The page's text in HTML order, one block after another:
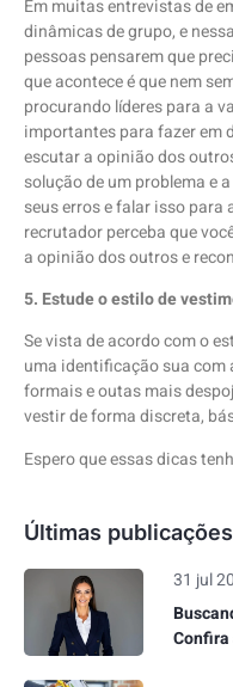
Em muitas entrevistas de
dinâmicas de grupo, e
pessoas pensarem que
que acontece é que nem
procurando líderes para a
importantes para fazer em
escutar a opinião dos
solução de um problema e
seus erros e falar isso para
recrutador perceba que
a opinião dos outros e
5. Estude o estilo de
Se vista de acordo com o
uma identificação sua com
formais e outas mais
vestir de forma discreta,
Espero que essas dicas
Últimas publicações
31 jul
Confira